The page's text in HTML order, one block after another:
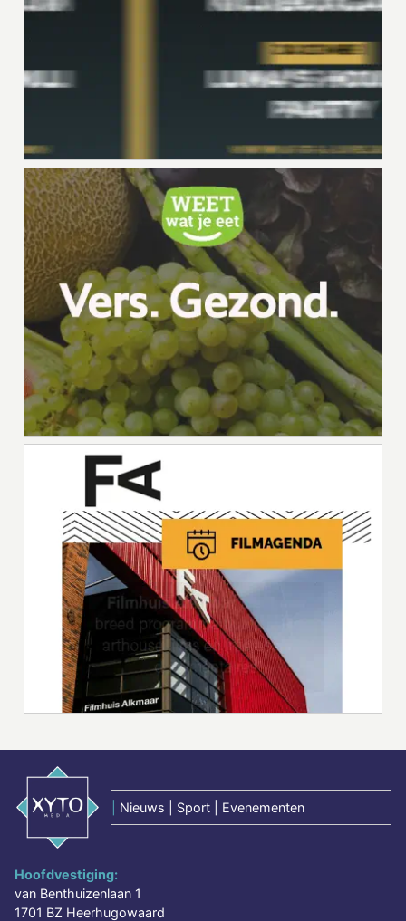
Nieuws | Sport | Evenementen
Hoofdvestiging:
van Benthuizenlaan 1
1701 BZ Heerhugowaard